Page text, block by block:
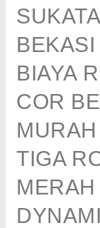
BIAYA
COR
TIGA